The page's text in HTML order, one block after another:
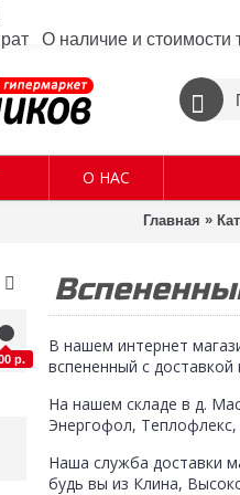
О наличие и стоимости
О НАС
Главная »
р.
В нашем интернет
вспененный с
На нашем складе в д.
Энергофол,
Наша служба доставки
будь вы из Клина,